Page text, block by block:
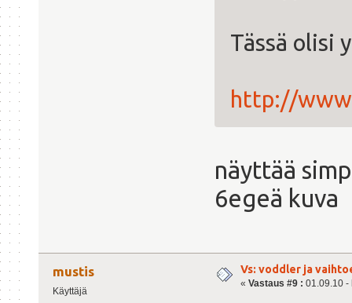
Tässä olisi
http://
näyttää
6egeä kuva
mustis
Käyttäjä
Vs: voddler ja
« Vastaus #9 : 01.09.10 -